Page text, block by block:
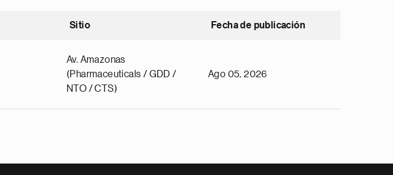
Sitio Fecha de publicación
Av. Amazonas
(Pharmaceuticals / GDD /
NTO / CTS)
Ago 05, 2026